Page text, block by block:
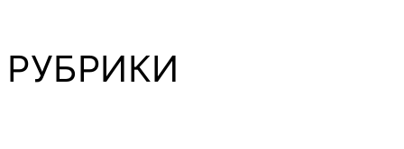
РУБРИКИ